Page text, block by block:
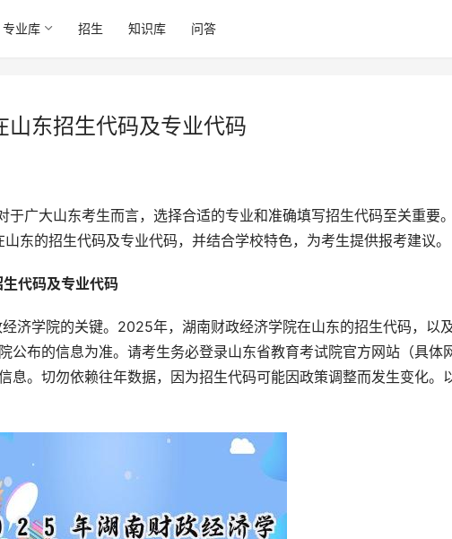
专业库 招生 知识库 问答
东招生代码及专业代码
东的招生代码及专业代码，并结合学校特色，为考生提供报考建议。
代码及专业代码
公布的信息为准。请考生务必登录山东省教育考试院官方网站（具体
息。切勿依赖往年数据，因为招生代码可能因政策调整而发生变化。